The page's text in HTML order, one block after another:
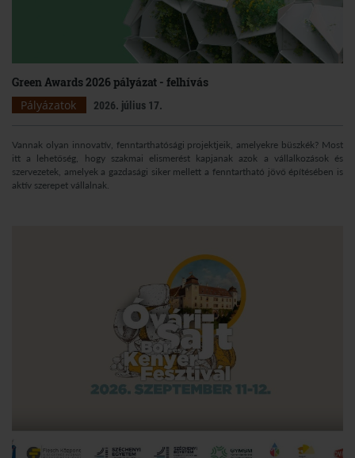
Green Awards 2026 pályázat - felhívás
Pályázatok
2026. július 17.
Vannak olyan innovatív, fenntarthatósági projektjeik, amelyekre büszkék? Most
itt a lehetőség, hogy szakmai elismerést kapjanak azok a vállalkozások és
szervezetek, amelyek a gazdasági siker mellett a fenntartható jövő építésében is
aktív szerepet vállalnak.